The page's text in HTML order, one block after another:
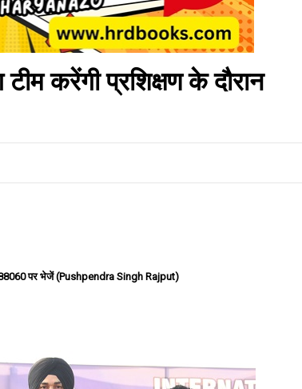
करेंगी प्रशिक्षण के दौरान
पर भेजें (Pushpendra Singh Rajput)